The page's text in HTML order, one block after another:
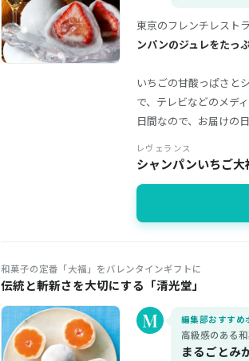
東京のフレンチレスト
ンパンのジュレをたっ
いちごの甘酸っぱさと
で、テレビなどのメデ
日間なので、お届けの
レヴェランス
シャンパンいちご大
和菓子の定番「大福」をバレンタインギフトに
伝統と斬新さを大切にする「清光堂」
編集部おすすめ
高級感のある
まるごとみ